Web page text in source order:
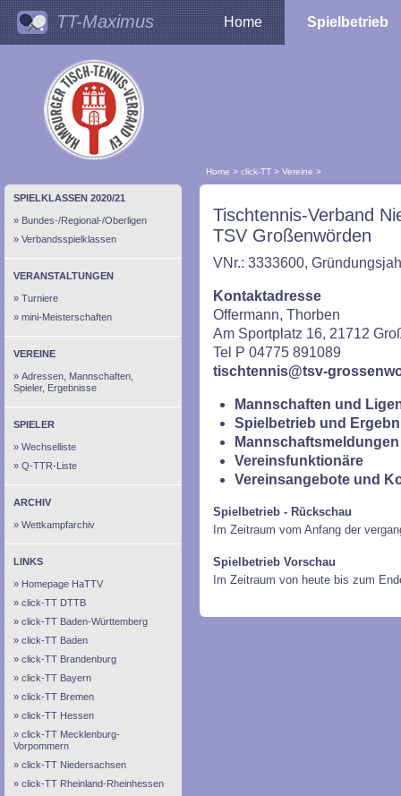
TT-Maximus Home Spielbetrieb
Home > click-TT > Vereine >
SPIELKLASSEN 2020/21
Bundes-/Regional-/Oberligen
Verbandsspielklassen
VERANSTALTUNGEN
Turniere
mini-Meisterschaften
VEREINE
Adressen, Mannschaften,
Spieler, Ergebnisse
SPIELER
Wechselliste
Q-TTR-Liste
ARCHIV
Wettkampfarchiv
LINKS
Homepage HaTTV
click-TT DTTB
click-TT Baden-Württemberg
click-TT Baden
click-TT Brandenburg
click-TT Bayern
click-TT Bremen
click-TT Hessen
click-TT Mecklenburg-
Vorpommern
click-TT Niedersachsen
click-TT Rheinland-Rheinhessen
Tischtennis-Verband
TSV Großenwörden
VNr.: 3333600,
Kontaktadresse
Offermann, Thorben
Am Sportplatz 16, 21712
Tel P 04775 891089
tischtennis@tsv-
Mannschaften und
Spielbetrieb und
Vereinsfunktionäre
Vereinsangebote und
Spielbetrieb - Rückschau
Im Zeitraum vom Anfang der
Spielbetrieb Vorschau
Im Zeitraum von heute bis zum